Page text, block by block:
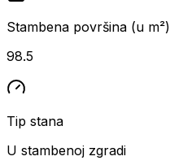
Stambena površina (u m²)
98.5
Tip stana
U stambenoj zgradi